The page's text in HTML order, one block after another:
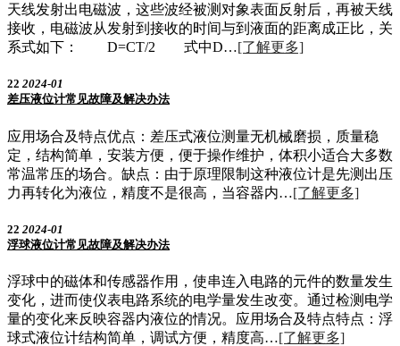
天线发射出电磁波，这些波经被测对象表面反射后，再被天线
接收，电磁波从发射到接收的时间与到液面的距离成正比，关
系式如下： D=CT/2 式中D…[了解更多]
22 2024-01
差压液位计常见故障及解决办法
应用场合及特点优点：差压式液位测量无机械磨损，质量稳
定，结构简单，安装方便，便于操作维护，体积小适合大多数
常温常压的场合。缺点：由于原理限制这种液位计是先测出压
力再转化为液位，精度不是很高，当容器内…[了解更多]
22 2024-01
浮球液位计常见故障及解决办法
浮球中的磁体和传感器作用，使串连入电路的元件的数量发生
变化，进而使仪表电路系统的电学量发生改变。通过检测电学
量的变化来反映容器内液位的情况。应用场合及特点特点：浮
球式液位计结构简单，调试方便，精度高…[了解更多]